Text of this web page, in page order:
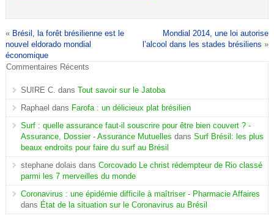
« Brésil, la forêt brésilienne est le
nouvel eldorado mondial
économique
Mondial 2014, une loi autorise
l’alcool dans les stades brésiliens »
Commentaires Récents
SUIRE C. dans Tout savoir sur le Jatoba
Raphael dans Farofa : un délicieux plat brésilien
Surf : quelle assurance faut-il souscrire pour être bien couvert ? -
Assurance, Dossier - Assurance Mutuelles dans Surf Brésil: les plus
beaux endroits pour faire du surf au Brésil
stephane dolais dans Corcovado Le christ rédempteur de Rio classé
parmi les 7 merveilles du monde
Coronavirus : une épidémie difficile à maîtriser - Pharmacie Affaires
dans État de la situation sur le Coronavirus au Brésil